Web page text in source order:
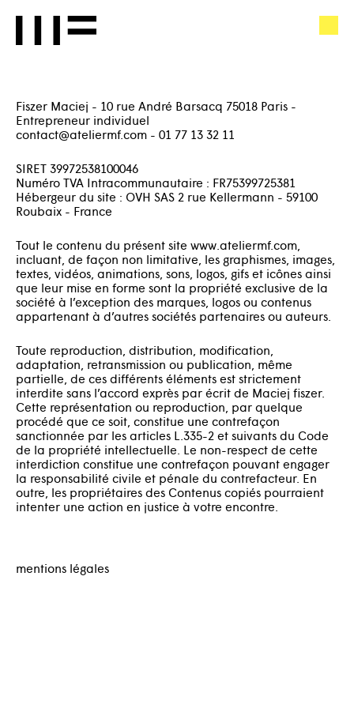
ATELIER
MF
on
Instagram
FR
atelier
projets
contact
presse
Fiszer Maciej - 10 rue André Barsacq 75018 Paris -
Entrepreneur individuel
contact@ateliermf.com - 01 77 13 32 11
SIRET 39972538100046
Numéro TVA Intracommunautaire : FR75399725381
Hébergeur du site : OVH SAS 2 rue Kellermann - 59100
Roubaix - France
Tout le contenu du présent site www.ateliermf.com,
incluant, de façon non limitative, les graphismes, images,
textes, vidéos, animations, sons, logos, gifs et icônes ainsi
que leur mise en forme sont la propriété exclusive de la
société à l’exception des marques, logos ou contenus
appartenant à d’autres sociétés partenaires ou auteurs.
Toute reproduction, distribution, modification,
adaptation, retransmission ou publication, même
partielle, de ces différents éléments est strictement
interdite sans l’accord exprès par écrit de Maciej fiszer.
Cette représentation ou reproduction, par quelque
procédé que ce soit, constitue une contrefaçon
sanctionnée par les articles L.335-2 et suivants du Code
de la propriété intellectuelle. Le non-respect de cette
interdiction constitue une contrefaçon pouvant engager
la responsabilité civile et pénale du contrefacteur. En
outre, les propriétaires des Contenus copiés pourraient
intenter une action en justice à votre encontre.
mentions légales